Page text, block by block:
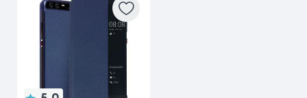
Huawei Mate 20 Pro